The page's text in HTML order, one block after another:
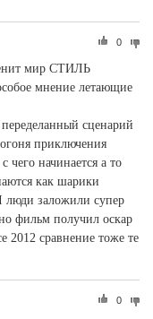
0
мир СТИЛЬ
мнение летающие
сценарий
приключения
чего начинается а то
как шарики
люди заложили супер
фильм получил оскар
2012 сравнение тоже те
0